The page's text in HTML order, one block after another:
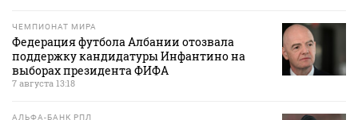
ЧЕМПИОНАТ МИРА
Федерация футбола Албании отозвала
поддержку кандидатуры Инфантино на
выборах президента ФИФА
7 августа 13:18
АЛЬФА-БАНК РПЛ